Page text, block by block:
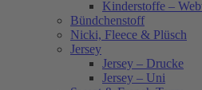
Kinderstoffe –
Bündchenstoff
Nicki, Fleece & Plüsch
Jersey
Jersey – Drucke
Jersey – Uni